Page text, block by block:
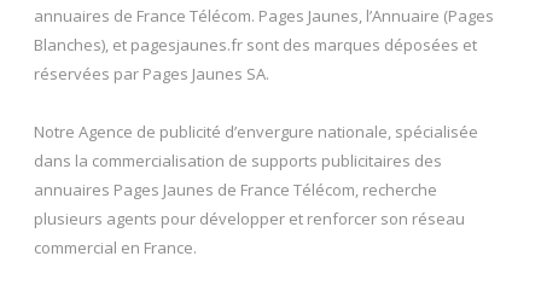
annuaires de France Télécom. Pages Jaunes, l’Annuaire (Pages
Blanches), et pagesjaunes.fr sont des marques déposées et
réservées par Pages Jaunes SA.
Notre Agence de publicité d’envergure nationale, spécialisée
dans la commercialisation de supports publicitaires des
annuaires Pages Jaunes de France Télécom, recherche
plusieurs agents pour développer et renforcer son réseau
commercial en France.